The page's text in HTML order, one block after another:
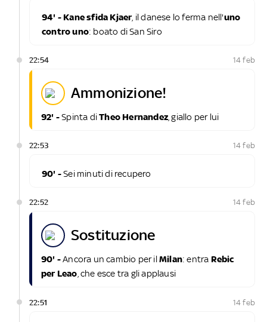
94' - Kane sfida Kjaer, il danese lo ferma nell'uno
contro uno: boato di San Siro
22:54 14 feb
ammonizione!
92' -Spinta diTheo Hernandez , giallo per lui
22:53 14 feb
90' -Sei minuti di recupero
22:52 14 feb
sostituzione
90' -Ancora un cambio per ilMilan: entra Rebic
per Leao , che esce tra gli applausi
22:51 14 feb